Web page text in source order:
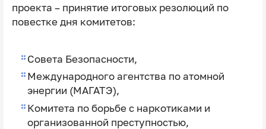
проекта – принятие итоговых резолюций по
повестке дня комитетов:
Совета Безопасности,
Международного агентства по атомной
энергии (МАГАТЭ),
Комитета по борьбе с наркотиками и
организованной преступностью,